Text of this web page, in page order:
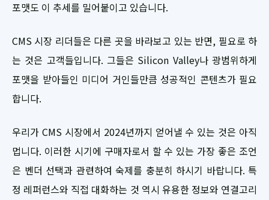
포맷도 이 추세를 밀어붙이고 있습니다.
CMS 시장 리더들은 다른 곳을 바라보고 있는 반면, 필요로 하
는 것은 고객들입니다. 그들은 Silicon Valley나 광범위하게
포맷을 받아들인 미디어 거인들만큼 성공적인 콘텐츠가 필요
합니다.
우리가 CMS 시장에서 2024년까지 얻어낼 수 있는 것은 아직
멉니다. 이러한 시기에 구매자로서 할 수 있는 가장 좋은 조언
은 벤더 선택과 관련하여 숙제를 충분히 하시기 바랍니다. 특
정 레퍼런스와 직접 대화하는 것 역시 유용한 정보와 연결고리